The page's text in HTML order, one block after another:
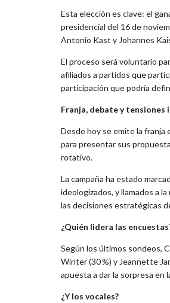
Esta elección es clave: el
presidencial del 16 de
Antonio Kast y Johannes
El proceso será voluntario
afiliados a partidos que
participación que podría
Franja, debate y tensiones
Desde hoy se emite la franja
para presentar sus
rotativo.
La campaña ha estado
ideologizados, y llamados a
las decisiones estratégicas
¿Quién lidera las
Según los últimos sondeos,
Winter (30 %) y Jeannette
apuesta a dar la sorpresa en
¿Y los vocales?